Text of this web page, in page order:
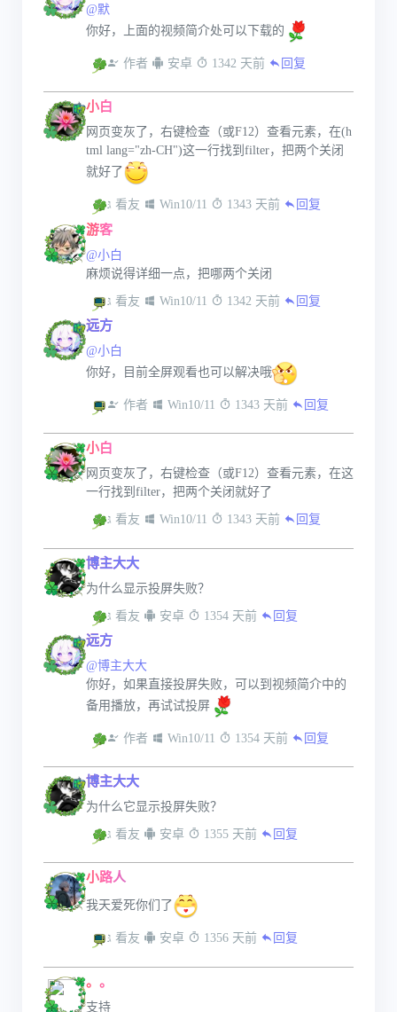
@默
你好，上面的视频简介处可以下载的
作者 安卓 1342 天前 回复
小白
网页变灰了，右键检查（或F12）查看元素，在(h
tml lang="zh-CH")这一行找到filter，把两个关闭
就好了
看友 Win10/11 1343 天前 回复
游客
@小白
麻烦说得详细一点，把哪两个关闭
看友 Win10/11 1342 天前 回复
远方
@小白
你好，目前全屏观看也可以解决哦
作者 Win10/11 1343 天前 回复
小白
网页变灰了，右键检查（或F12）查看元素，在这
一行找到filter，把两个关闭就好了
看友 Win10/11 1343 天前 回复
博主大大
为什么显示投屏失败？
看友 安卓 1354 天前 回复
远方
@博主大大
你好，如果直接投屏失败，可以到视频简介中的
备用播放，再试试投屏
作者 Win10/11 1354 天前 回复
博主大大
为什么它显示投屏失败？
看友 安卓 1355 天前 回复
小路人
我天爱死你们了
看友 安卓 1356 天前 回复
。。
支持